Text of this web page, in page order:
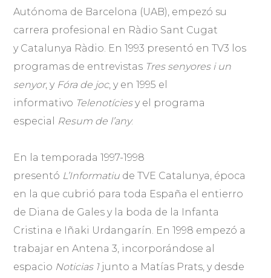
Autónoma de Barcelona (UAB), empezó su
carrera profesional en Ràdio Sant Cugat
y Catalunya Ràdio. En 1993 presentó en TV3 los
programas de entrevistas Tres senyores i un
senyor, y Fóra de joc, y en 1995 el
informativo Telenotíciesy el programa
especial Resum de l’any.
En la temporada 1997-1998
presentó L’Informatiu de TVE Catalunya, época
en la que cubrió para toda España el entierro
de Diana de Gales y la boda de la Infanta
Cristina e Iñaki Urdangarín. En 1998 empezó a
trabajar en Antena 3, incorporándose al
espacio Noticias 1junto a Matías Prats, y desde